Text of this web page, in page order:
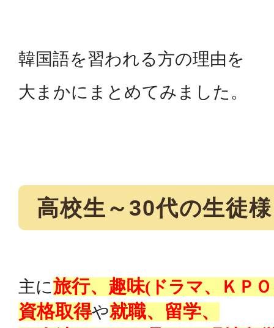
韓国語を習われる方の理由を
大まかにまとめてみました。
高校生～ 30代の生徒様
主に旅行、趣味(ドラマ、ＫＰ
資格取得や就職、留学、